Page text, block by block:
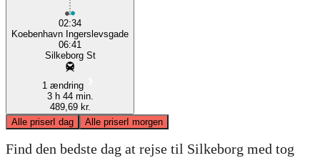
02:34
Koebenhavn Ingerslevsgade
06:41
Silkeborg St
1 ændring
3 h 44 min.
489,69 kr.
Alle priserI dag Alle priserI morgen
Find den bedste dag at rejse til Silkeborg med tog